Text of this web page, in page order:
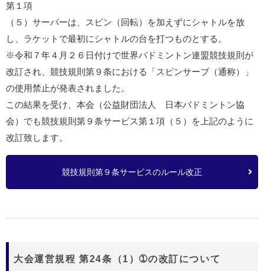
第１項
（５）サーバーは、スピン（回転）を加えずにシャトルを放
し、ラケットで最初にシャトルの台を打つものとする。
※令和７年４月２６日付けで世界バドミントン連盟競技規則が
改訂され、競技規則第９条における「スピンサーブ（通称）」
の使用禁止が発表されました。
この結果を受け、本会（公益財団法人 日本バドミントン協
会）でも競技規則第９条サービス第１項（５）を上記のように
改訂致します。
競技規則第９条サービスのルール改正
大会運営規程 第24条（1）➀の改訂について